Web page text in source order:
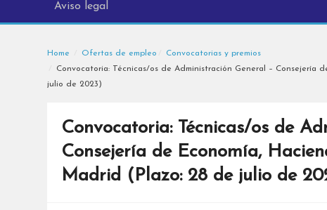
Aviso legal
Home Ofertas de empleo
Convocatorias y premios
Convocatoria: Técnicas/os de Administración General – Consejería
julio de 2023)
Convocatoria: Técnicas/os de
Consejería de Economía,
Madrid (Plazo: 28 de julio de